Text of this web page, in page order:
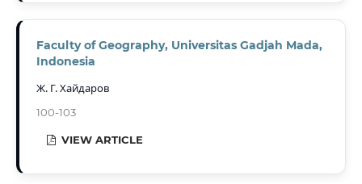
Faculty of Geography, Universitas Gadjah Mada,
Indonesia
Ж. Г. Хайдаров
100-103
VIEW ARTICLE